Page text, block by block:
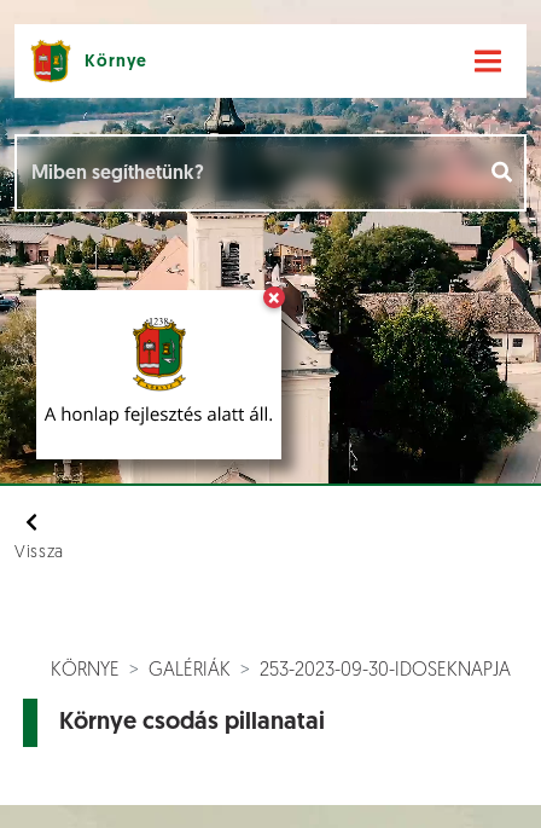
×
Környe
Vissza
KÖRNYE GALÉRIÁK 253-2023-09-30-IDOSEKNAPJA
Környe csodás pillanatai
Hírek []
Események []
Dokumentumok []
Aloldalak [ ]